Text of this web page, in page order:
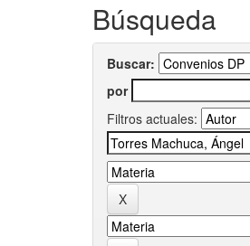
Búsqueda
Buscar:
por
Filtros actuales: